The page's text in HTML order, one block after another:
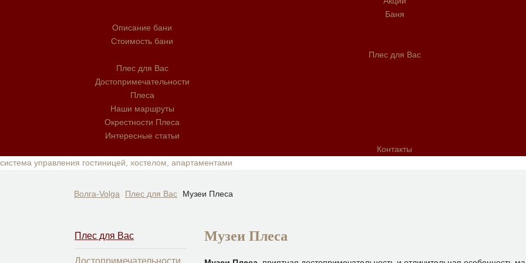
Баня
Описание бани
Стоимость бани
Плес для Вас
Плес для Вас
Достопримечательности
Плеса
Наши маршруты
Окрестности Плеса
Интересные статьи
Контакты
система управления гостиницей, хостелом, апартаментами
Волга-Volga Плес для Вас Музеи Плеса
Музеи Плеса
Плес для Вас
Достопримечательности